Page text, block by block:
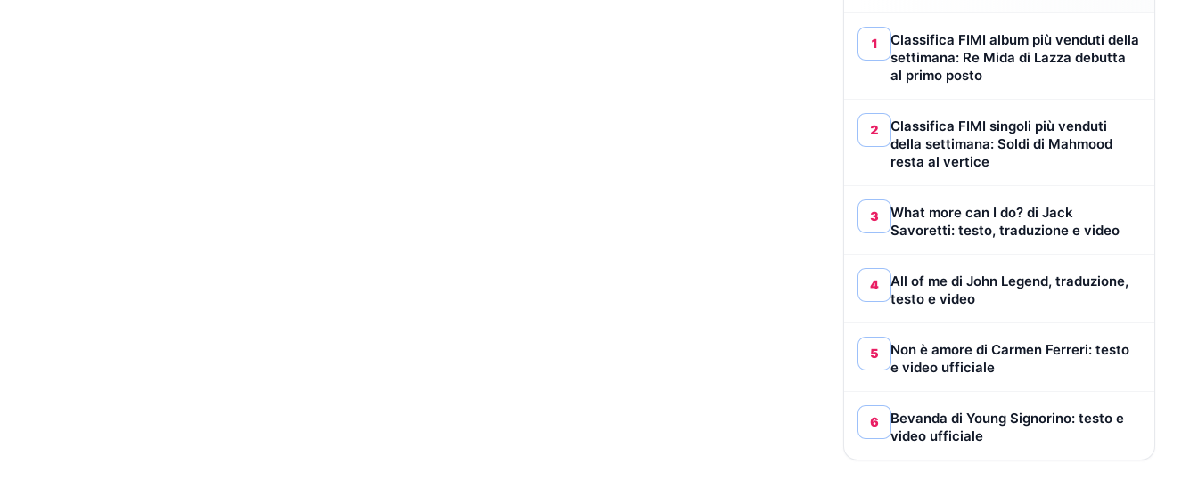
1
Classifica FIMI album più venduti della
settimana: Re Mida di Lazza debutta
al primo posto
2
Classifica FIMI singoli più venduti
della settimana: Soldi di Mahmood
resta al vertice
3
What more can I do? di Jack
Savoretti: testo, traduzione e video
4
All of me di John Legend, traduzione,
testo e video
5
Non è amore di Carmen Ferreri: testo
e video ufficiale
6
Bevanda di Young Signorino: testo e
video ufficiale